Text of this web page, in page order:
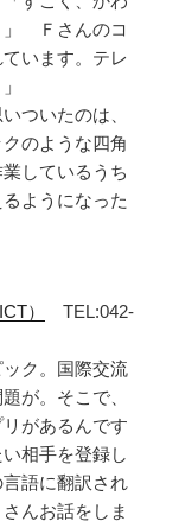
」 Ｆさんのコ
います。テレ
ついたのは、
のような四角
しているうち
ようになった
）
TEL:042-
ク。国際交流
が。そこで、
があるんです
相手を登録し
語に翻訳され
んお話をしま